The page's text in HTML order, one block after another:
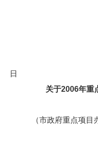
二○○六
日
关于2006年重
（市政府重点项